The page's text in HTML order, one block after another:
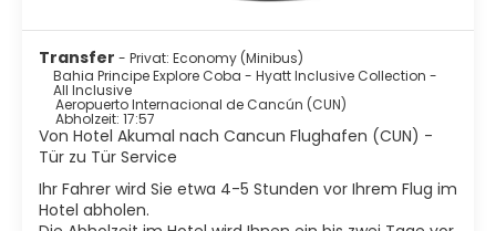
Transfer - Privat: Economy (Minibus)
Bahia Principe Explore Coba - Hyatt Inclusive Collection -
All Inclusive
Aeropuerto Internacional de Cancún (CUN)
Abholzeit: 17:57
Von Hotel Akumal nach Cancun Flughafen (CUN) -
Tür zu Tür Service
Ihr Fahrer wird Sie etwa 4-5 Stunden vor Ihrem Flug im
Hotel abholen.